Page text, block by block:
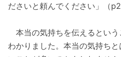
ださいと頼んでください」（
本当の気持ちを伝えるとい
わかりました。本当の気持ち